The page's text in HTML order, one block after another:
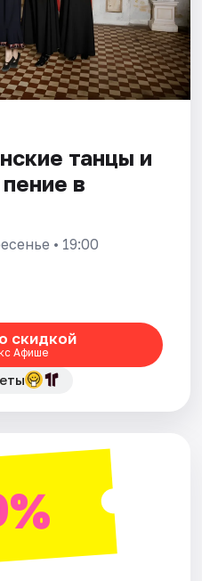
танцы и
в
• 19:00
скидкой
Афише